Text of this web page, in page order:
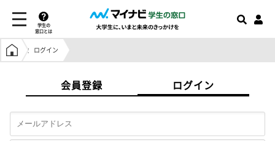
学生の
窓口とは
学生の窓口トップ
ログイン
会員登録 ログイン